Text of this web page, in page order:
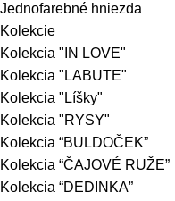
Jednofarebné hniezda
Kolekcie
Kolekcia "IN LOVE"
Kolekcia "LABUTE"
Kolekcia "Líšky"
Kolekcia "RYSY"
Kolekcia “BULDOČEK”
Kolekcia “ČAJOVÉ RUŽE”
Kolekcia “DEDINKA”